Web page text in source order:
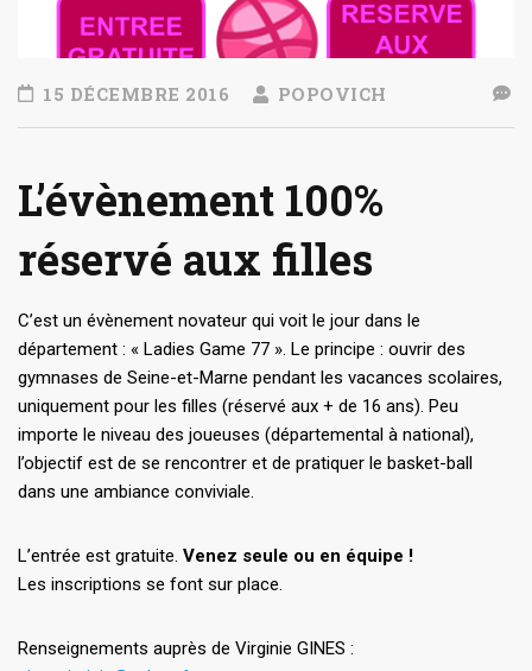
15 DÉCEMBRE 2016 POPOVICH
L’évènement 100%
réservé aux filles
C’est un évènement novateur qui voit le jour dans le
département : « Ladies Game 77 ». Le principe : ouvrir des
gymnases de Seine-et-Marne pendant les vacances scolaires,
uniquement pour les filles (réservé aux + de 16 ans). Peu
importe le niveau des joueuses (départemental à national),
l’objectif est de se rencontrer et de pratiquer le basket-ball
dans une ambiance conviviale.
L’entrée est gratuite. Venez seule ou en équipe !
Les inscriptions se font sur place.
Renseignements auprès de Virginie GINES :